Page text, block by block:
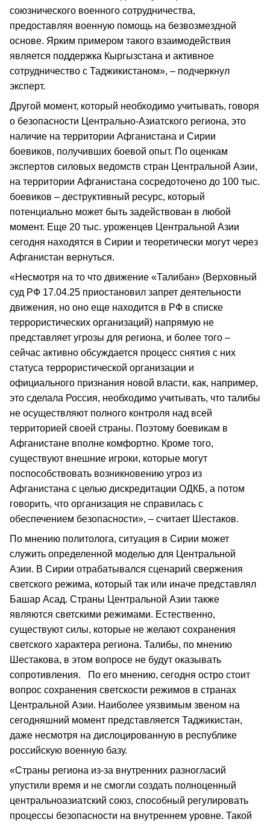
союзнического военного сотрудничества,
предоставляя военную помощь на безвозмездной
основе. Ярким примером такого взаимодействия
является поддержка Кыргызстана и активное
сотрудничество с Таджикистаном», – подчеркнул
эксперт.
Другой момент, который необходимо учитывать, говоря
о безопасности Центрально-Азиатского региона, это
наличие на территории Афганистана и Сирии
боевиков, получивших боевой опыт. По оценкам
экспертов силовых ведомств стран Центральной Азии,
на территории Афганистана сосредоточено до 100 тыс.
боевиков – деструктивный ресурс, который
потенциально может быть задействован в любой
момент. Еще 20 тыс. уроженцев Центральной Азии
сегодня находятся в Сирии и теоретически могут через
Афганистан вернуться.
«Несмотря на то что движение «Талибан» (Верховный
суд РФ 17.04.25 приостановил запрет деятельности
движения, но оно еще находится в РФ в списке
террористических организаций) напрямую не
представляет угрозы для региона, и более того –
сейчас активно обсуждается процесс снятия с них
статуса террористической организации и
официального признания новой власти, как, например,
это сделала Россия, необходимо учитывать, что талибы
не осуществляют полного контроля над всей
территорией своей страны. Поэтому боевикам в
Афганистане вполне комфортно. Кроме того,
существуют внешние игроки, которые могут
поспособствовать возникновению угроз из
Афганистана с целью дискредитации ОДКБ, а потом
говорить, что организация не справилась с
обеспечением безопасности», – считает Шестаков.
По мнению политолога, ситуация в Сирии может
служить определенной моделью для Центральной
Азии. В Сирии отрабатывался сценарий свержения
светского режима, который так или иначе представлял
Башар Асад. Страны Центральной Азии также
являются светскими режимами. Естественно,
существуют силы, которые не желают сохранения
светского характера региона. Талибы, по мнению
Шестакова, в этом вопросе не будут оказывать
сопротивления. По его мнению, сегодня остро стоит
вопрос сохранения светскости режимов в странах
Центральной Азии. Наиболее уязвимым звеном на
сегодняшний момент представляется Таджикистан,
даже несмотря на дислоцированную в республике
российскую военную базу.
«Страны региона из-за внутренних разногласий
упустили время и не смогли создать полноценный
центральноазиатский союз, способный регулировать
процессы безопасности на внутреннем уровне. Такой